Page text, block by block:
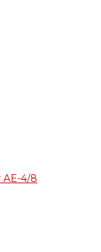
AE-4/8